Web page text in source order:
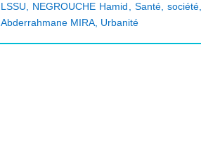
LSSU, NEGROUCHE Hamid, Santé,société,
Abderrahmane MIRA, Urbanité